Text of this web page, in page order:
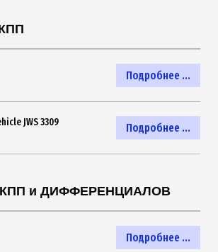
Подробнее ...
Подробнее ...
JWS 3309
и ДИФФЕРЕНЦИАЛОВ
Подробнее ...